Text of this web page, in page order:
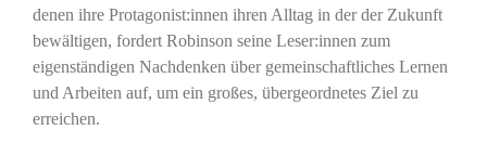
denen ihre Protagonist:innen ihren Alltag in der der Zukunft
bewältigen, fordert Robinson seine Leser:innen zum
eigenständigen Nachdenken über gemeinschaftliches Lernen
und Arbeiten auf, um ein großes, übergeordnetes Ziel zu
erreichen.